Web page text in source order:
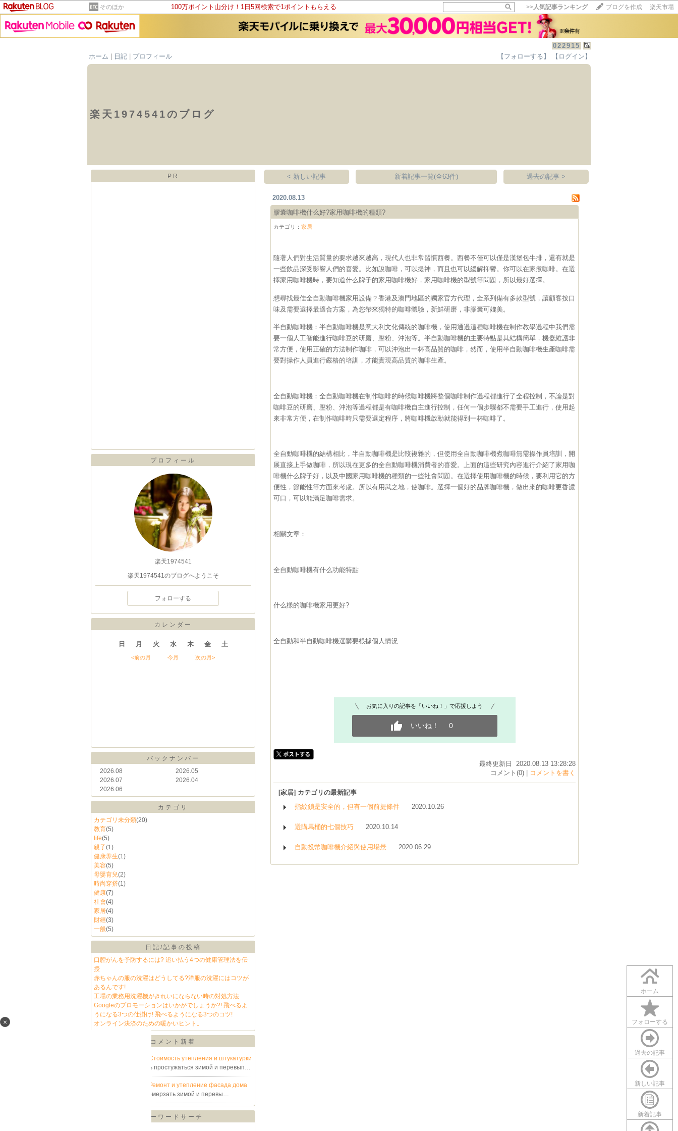
そのほか 100万ポイント山分け！1日5回検索で1ポイントもらえる >>人気記事ランキング ブログを作成 楽天市場
022915
ホーム
日記 プロフィール 【フォローする】 【ログイン】
楽天1974541のブログ
ホーム
フォローする
過去の記事
新しい記事
新着記事
PR
×
プロフィール
楽天1974541
楽天1974541のブログへようこそ
フォローする
カレンダー
日 月 火 水 木 金 土
<前の月 今月 次の月>
バックナンバー
2026.08
2026.07
2026.06
2026.05
2026.04
カテゴリ
カテゴリ未分類(20)
教育(5)
life(5)
親子(1)
健康养生(1)
美容(5)
母嬰育兒(2)
時尚穿搭(1)
健康(7)
社會(4)
家居(4)
財經(3)
一般(5)
日記/記事の投稿
口腔がんを予防するには? 追い払う4つの健康管理法を伝
授
赤ちゃんの服の洗濯はどうしてる?洋服の洗濯にはコツが
あるんです!
工場の業務用洗濯機がきれいにならない時の対処方法
Googleのプロモーションはいかがでしょうか?! 飛べるよ
うになる3つの仕掛け! 飛べるようになる3つのコツ!
オンライン決済のための暖かいヒント。
コメント新着
Стоимость утепления и штукатурки
Измучились простужаться зимой и перевып…
Ремонт и утепление фасада дома
Переутомились промерзать зимой и перевы…
キーワードサーチ
< 新しい記事 新着記事一覧(全63件) 過去の記事 >
2020.08.13
膠囊咖啡機什么好?家用咖啡機的種類?
カテゴリ：家居
隨著人們對生活質量的要求越來越高，現代人也非常習慣西餐。西餐不僅可以僅是漢堡包牛排，還有就是
一些飲品深受影響人們的喜愛。比如說咖啡，可以提神，而且也可以緩解抑鬱。你可以在家煮咖啡。在選
擇家用咖啡機時，要知道什么牌子的家用咖啡機好，家用咖啡機的型號等問題，所以最好選擇。
想尋找最佳全自動咖啡機家用設備？香港及澳門地區的獨家官方代理，全系列備有多款型號，讓顧客按口
味及需要選擇最適合方案，為您帶來獨特的咖啡體驗，新鮮研磨，非膠囊可媲美。
半自動咖啡機：半自動咖啡機是意大利文化傳統的咖啡機，使用通過這種咖啡機在制作教學過程中我們需
要一個人工智能進行咖啡豆的研磨、壓粉、沖泡等。半自動咖啡機的主要特點是其結構簡單，機器維護非
常方便，使用正確的方法制作咖啡，可以沖泡出一杯高品質的咖啡，然而，使用半自動咖啡機生產咖啡需
要對操作人員進行嚴格的培訓，才能實現高品質的咖啡生產。
全自動咖啡機：全自動咖啡機在制作咖啡的時候咖啡機將整個咖啡制作過程都進行了全程控制，不論是對
咖啡豆的研磨、壓粉、沖泡等過程都是有咖啡機自主進行控制，任何一個步驟都不需要手工進行，使用起
來非常方便，在制作咖啡時只需要選定程序，將咖啡機啟動就能得到一杯咖啡了。
全自動咖啡機的結構相比，半自動咖啡機是比較複雜的，但使用全自動咖啡機煮咖啡無需操作員培訓，開
展直接上手做咖啡，所以現在更多的全自動咖啡機消費者的喜愛。上面的這些研究內容進行介紹了家用咖
啡機什么牌子好，以及中國家用咖啡機的種類的一些社會問題。在選擇使用咖啡機的時候，要利用它的方
便性，節能性等方面來考慮。所以有用武之地，使咖啡。選擇一個好的品牌咖啡機，做出來的咖啡更香濃
可口，可以能滿足咖啡需求。
相關文章：
全自動咖啡機有什么功能特點
什么樣的咖啡機家用更好?
全自動和半自動咖啡機選購要根據個人情況
お気に入りの記事を「いいね！」で応援しよう
いいね！ 0
最終更新日 2020.08.13 13:28:28
コメント(0) |
コメントを書く
[家居] カテゴリの最新記事
指紋鎖是安全的，但有一個前提條件
2020.10.26
選購馬桶的七個技巧 2020.10.14
自動投幣咖啡機介紹與使用場景 2020.06.29